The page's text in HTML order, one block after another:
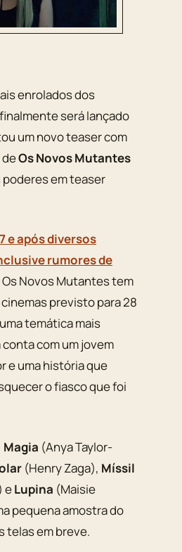
será lançado
um novo teaser com
Os Novos Mutantes
em teaser
e após diversos
rumores de
Os Novos Mutantes tem
previsto para 28
temática mais
com um jovem
e uma história que
o fiasco que foi
Magia (Anya Taylor-
(Henry Zaga), Míssil
eLupina (Maisie
pequena amostra do
telas em breve.